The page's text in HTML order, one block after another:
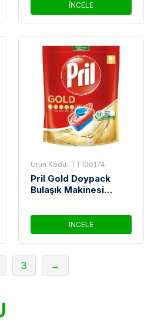
İNCELE
Ürün Kodu: TT100174
Pril Gold Doypack
Bulaşık Makinesi
İNCELE
3 →